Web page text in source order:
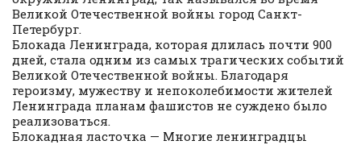
Великой Отечественной войны город Санкт-
Петербург.
Блокада Ленинграда, которая длилась почти 900
дней, стала одним из самых трагических событий
Великой Отечественной войны. Благодаря
героизму, мужеству и непоколебимости жителей
Ленинграда планам фашистов не суждено было
реализоваться.
Блокадная ласточка — Многие ленинградцы